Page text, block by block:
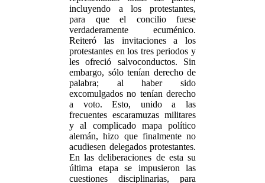
incluyendo a los protestantes,
para que el concilio fuese
verdaderamente ecuménico.
Reiteró las invitaciones a los
protestantes en los tres periodos y
les ofreció salvoconductos. Sin
embargo, sólo tenían derecho de
palabra; al haber sido
excomulgados no tenían derecho
a voto. Esto, unido a las
frecuentes escaramuzas militares
y al complicado mapa político
alemán, hizo que finalmente no
acudiesen delegados protestantes.
En las deliberaciones de esta su
última etapa se impusieron las
cuestiones disciplinarias, para